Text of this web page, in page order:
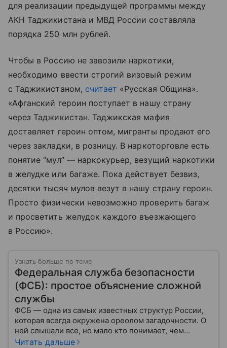
для реализации предыдущей программы между
АКН Таджикистана и МВД России составляла
порядка 250 млн рублей.
Чтобы в Россию не завозили наркотики,
необходимо ввести строгий визовый режим
с Таджикистаном, считает «Русская Община».
«Афганский героин поступает в нашу страну
через Таджикистан. Таджикская мафия
доставляет героин оптом, мигранты продают его
через закладки, в розницу. В наркоторговле есть
понятие “мул” — наркокурьер, везущий наркотики
в желудке или багаже. Пока действует безвиз,
десятки тысяч мулов везут в нашу страну героин.
Просто физически невозможно проверить багаж
и просветить желудок каждого въезжающего
в Россию».
Узнать больше по теме
Федеральная служба безопасности
(ФСБ): простое объяснение сложной
службы
ФСБ — одна из самых известных структур России,
которая всегда окружена ореолом загадочности. О
ней слышали все, но мало кто понимает, чем
именно занимается Федеральная служба
Читать дальше